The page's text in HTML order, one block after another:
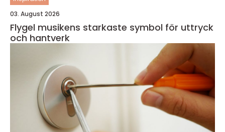
03. August 2026
Flygel musikens starkaste symbol för uttryck
och hantverk